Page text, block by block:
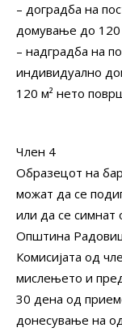
– доградба на
домување до 120
– надградба на
индивидуално
120 м² нето
Член 4
Образецот на
можат да се
или да се симнат
Општина
Комисијата од
мислењето и
30 дена од
донесување на